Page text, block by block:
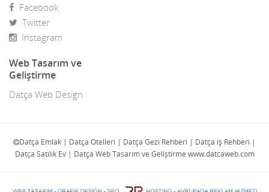
Direk Sahibinden Emlak
Diş Doktorları
Doğa Turları
Eğlence Mekanları
Facebook
Twitter
Instagram
Web Tasarım ve
Geliştirme
Datça Web Design
Datça Emlak | Datça Otelleri | Datça Gezi Rehberi | Datça iş Rehberi |
Datça Satılık Ev | Datça Web Tasarım ve Geliştirme www.datcaweb.com